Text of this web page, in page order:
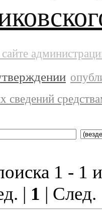
сайте
сведений
1 - 1
| 1 |